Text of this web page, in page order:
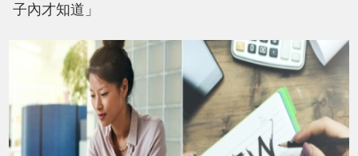
子內才知道」